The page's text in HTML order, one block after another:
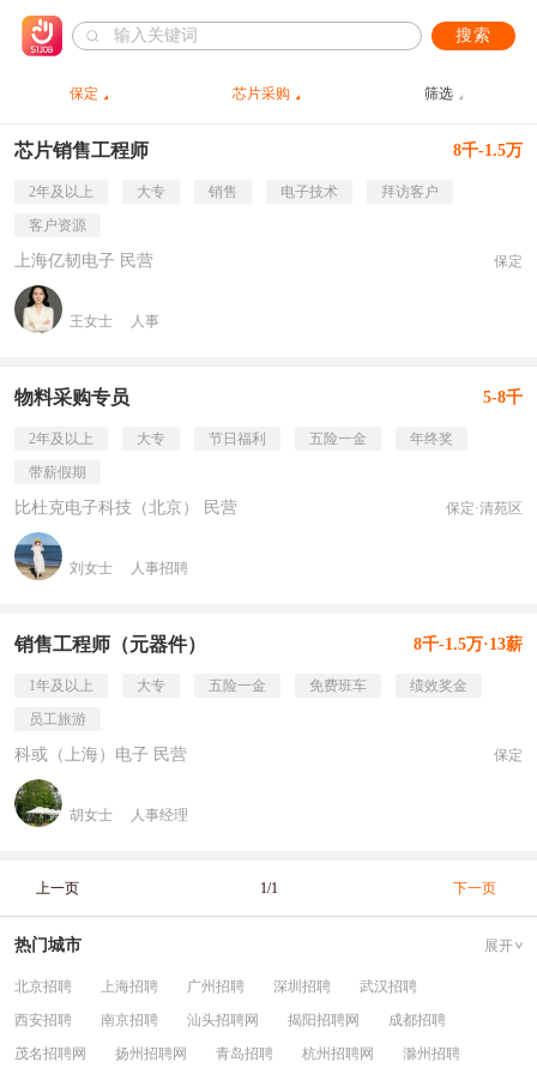
搜索
保定 芯片采购 筛选
芯片销售工程师 8千-1.5万
2年及以上 大专 销售 电子技术
拜访客户
客户资源
上海亿韧电子 民营 保定
王女士 人事
物料采购专员 5-8千
2年及以上 大专 节日福利 五险一金
年终奖
带薪假期
比杜克电子科技（北京） 民营 保定·清苑区
刘女士 人事招聘
销售工程师（元器件） 8千-1.5万·13薪
1年及以上 大专 五险一金 免费班车
绩效奖金
员工旅游
科或（上海）电子 民营 保定
胡女士 人事经理
上一页 1/1 下一页
热门城市 展开
北京招聘 上海招聘 广州招聘 深圳招聘
武汉招聘
西安招聘
南京招聘 汕头招聘网 揭阳招聘网
成都招聘
茂名招聘网
扬州招聘网 青岛招聘 杭州招聘网 滁州招聘